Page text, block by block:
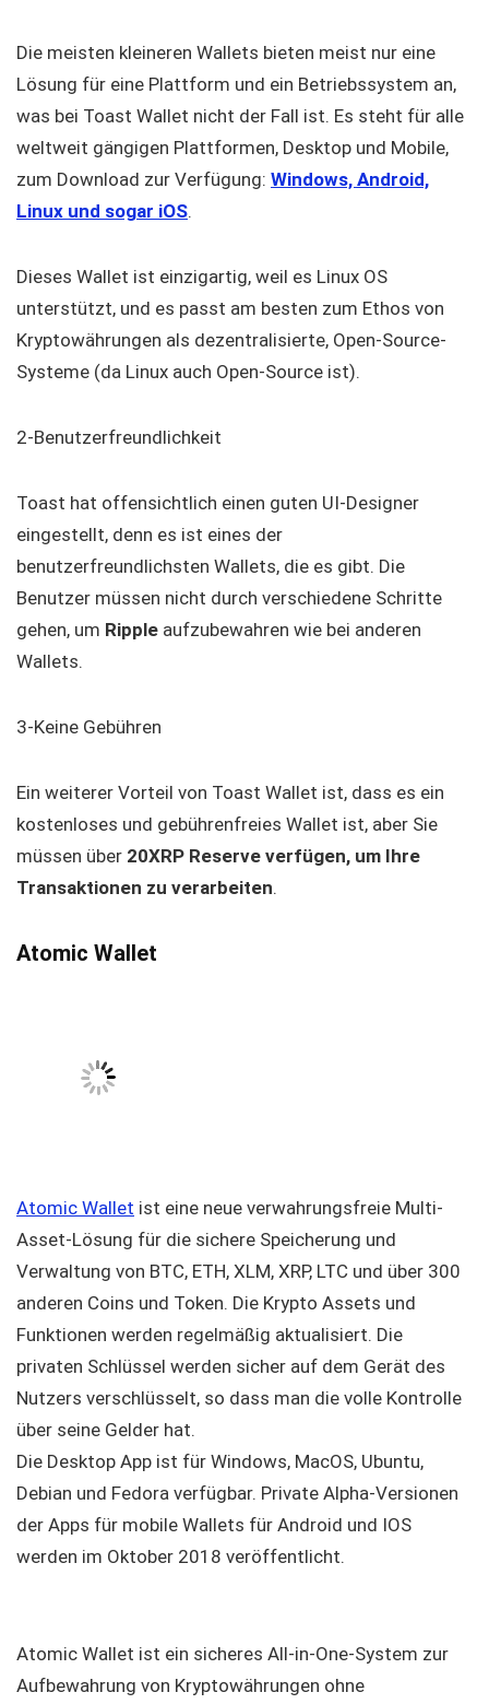
Die meisten kleineren Wallets bieten meist nur eine
Lösung für eine Plattform und ein Betriebssystem an,
was bei Toast Wallet nicht der Fall ist. Es steht für alle
weltweit gängigen Plattformen, Desktop und Mobile,
zum Download zur Verfügung: Windows, Android,
Linux und sogar iOS.
Dieses Wallet ist einzigartig, weil es Linux OS
unterstützt, und es passt am besten zum Ethos von
Kryptowährungen als dezentralisierte, Open-Source-
Systeme (da Linux auch Open-Source ist).
2-Benutzerfreundlichkeit
Toast hat offensichtlich einen guten UI-Designer
eingestellt, denn es ist eines der
benutzerfreundlichsten Wallets, die es gibt. Die
Benutzer müssen nicht durch verschiedene Schritte
gehen, um Ripple aufzubewahren wie bei anderen
Wallets.
3-Keine Gebühren
Ein weiterer Vorteil von Toast Wallet ist, dass es ein
kostenloses und gebührenfreies Wallet ist, aber Sie
müssen über 20XRP Reserve verfügen, um Ihre
Transaktionen zu verarbeiten.
Atomic Wallet
Atomic Wallet ist eine neue verwahrungsfreie Multi-
Asset-Lösung für die sichere Speicherung und
Verwaltung von BTC, ETH, XLM, XRP, LTC und über 300
anderen Coins und Token. Die Krypto Assets und
Funktionen werden regelmäßig aktualisiert. Die
privaten Schlüssel werden sicher auf dem Gerät des
Nutzers verschlüsselt, so dass man die volle Kontrolle
über seine Gelder hat.
Die Desktop App ist für Windows, MacOS, Ubuntu,
Debian und Fedora verfügbar. Private Alpha-Versionen
der Apps für mobile Wallets für Android und IOS
werden im Oktober 2018 veröffentlicht.
Atomic Wallet ist ein sicheres All-in-One-System zur
Aufbewahrung von Kryptowährungen ohne